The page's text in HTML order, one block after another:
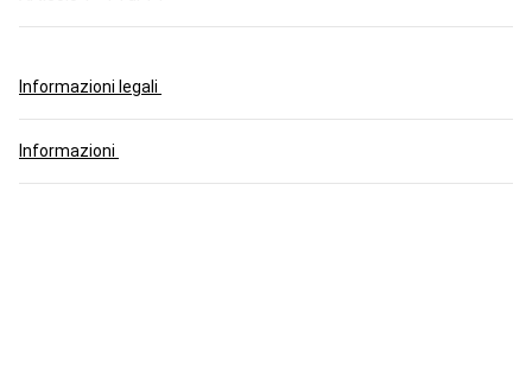
Informazioni legali
Informazioni